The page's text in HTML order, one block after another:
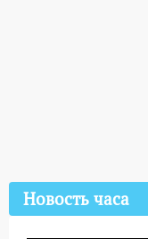
Новость часа